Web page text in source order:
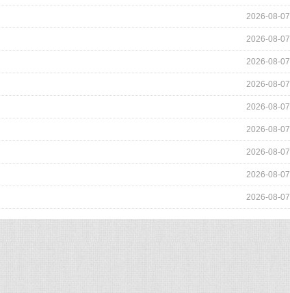
2026-08-07
2026-08-07
2026-08-07
2026-08-07
2026-08-07
2026-08-07
2026-08-07
2026-08-07
2026-08-07